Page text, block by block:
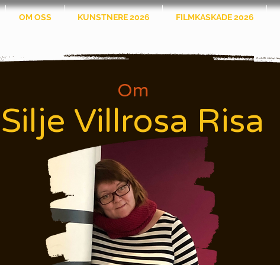
OM OSS KUNSTNERE 2026 FILMKASKADE 2026
Om
Silje Villrosa Risa